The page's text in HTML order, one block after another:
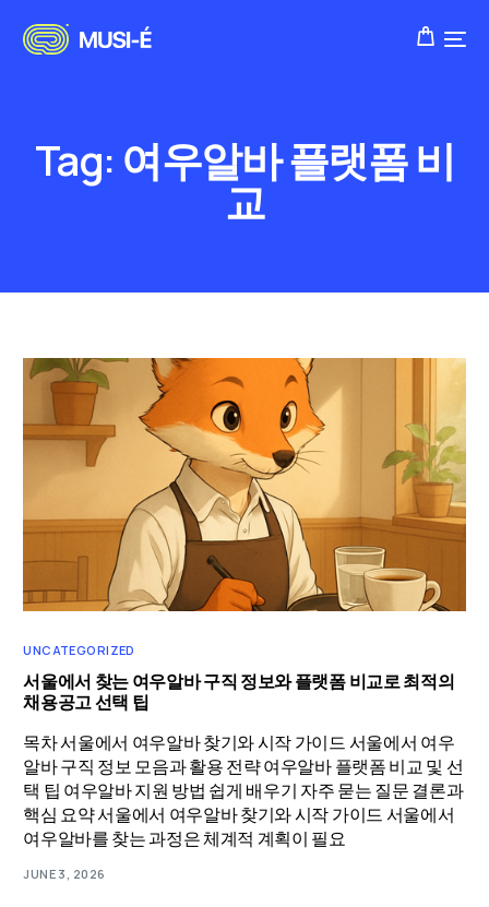
Tag: 여우알바 플랫폼 비
교
UNCATEGORIZED
서울에서 찾는 여우알바 구직 정보와 플랫폼 비교로 최적의
채용공고 선택 팁
목차 서울에서 여우알바 찾기와 시작 가이드 서울에서 여우
알바 구직 정보 모음과 활용 전략 여우알바 플랫폼 비교 및 선
택 팁 여우알바 지원 방법 쉽게 배우기 자주 묻는 질문 결론과
핵심 요약 서울에서 여우알바 찾기와 시작 가이드 서울에서
여우알바를 찾는 과정은 체계적 계획이 필요
JUNE 3, 2026